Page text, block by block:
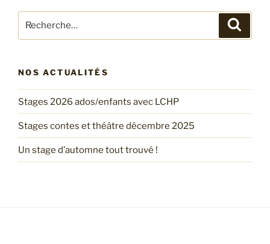
pour
NOS ACTUALITÉS
Stages 2026 ados/enfants avec LCHP
Stages contes et théâtre décembre 2025
Un stage d’automne tout trouvé !